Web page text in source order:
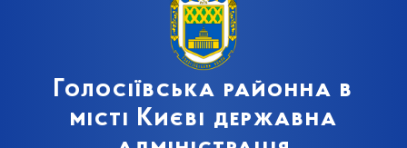
Голосіївська районна в
місті Києві державна